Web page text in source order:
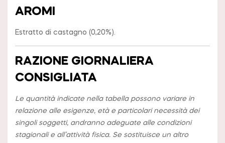
AROMI
Estratto di castagno (0,20%).
RAZIONE GIORNALIERA
CONSIGLIATA
Le quantità indicate nella tabella possono variare in
relazione alle esigenze, età e particolari necessità dei
singoli soggetti, andranno adeguate alle condizioni
stagionali e all’attività fisica. Se sostituisce un altro